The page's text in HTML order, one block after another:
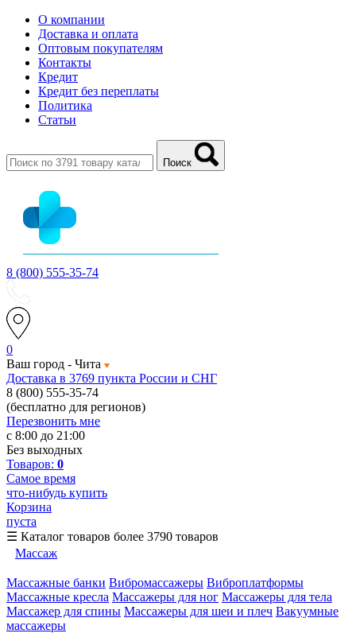
О компании
Доставка и оплата
Оптовым покупателям
Контакты
Кредит
Кредит без переплаты
Политика
Статьи
Поиск
8 (800) 555-35-74
0
Ваш город - Чита
Доставка в 3769 пункта России и СНГ
8 (800) 555-35-74
(бесплатно для регионов)
Перезвонить мне
с 8:00 до 21:00
Без выходных
Товаров: 0
Самое время
что-нибудь купить
Корзина
пуста
☰ Каталог товаров более 3790 товаров
Массаж
Массажные банки Вибромассажеры Виброплатформы
Массажные кресла Массажеры для ног Массажеры для тела
Массажер для спины Массажеры для шеи и плеч Вакуумные
массажеры